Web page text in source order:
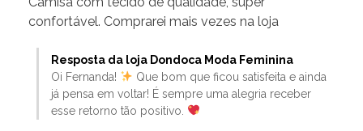
confortável. Comprarei mais vezes na loja
Resposta da loja Dondoca Moda Feminina
Oi Fernanda!
Que bom que ficou satisfeita e ainda
já pensa em voltar! É sempre uma alegria receber
esse retorno tão positivo.